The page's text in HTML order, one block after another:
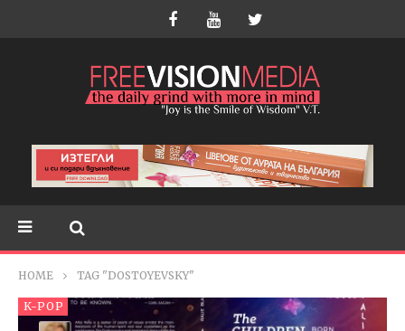
HOME TAG "DOSTOYEVSKY"
K-POP